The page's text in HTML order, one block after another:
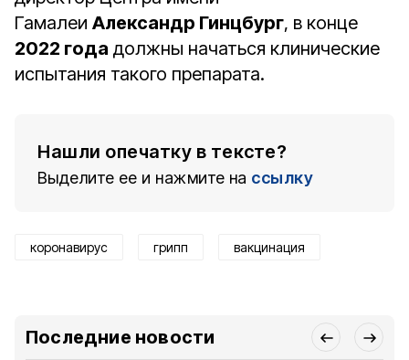
Гамалеи Александр Гинцбург, в конце
2022 года должны начаться клинические
испытания такого препарата.
Нашли опечатку в тексте?
Выделите ее и нажмите на ссылку
коронавирус грипп вакцинация
Последние новости